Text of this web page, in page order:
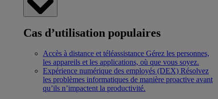
Cas d’utilisation populaires
Accès à distance et téléassistance Gérez les personnes,
les appareils et les applications, où que vous soyez.
Expérience numérique des employés (DEX) Résolvez
les problèmes informatiques de manière proactive avant
qu’ils n’impactent la productivité.